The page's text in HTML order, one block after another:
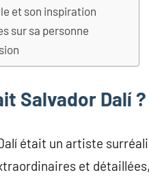
et son inspiration
sur sa personne
Salvador Dalí ?
était un artiste
et